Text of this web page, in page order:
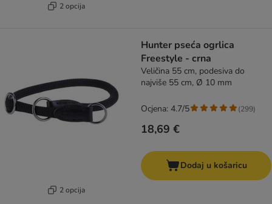
2 opcija
2 opcija
Hunter pseća ogrlica
Freestyle - crna
Veličina 55 cm, podesiva do
najviše 55 cm, Ø 10 mm
18,69 €
Ocjena: 4.7/5 (299)
Dodaj u košaricu